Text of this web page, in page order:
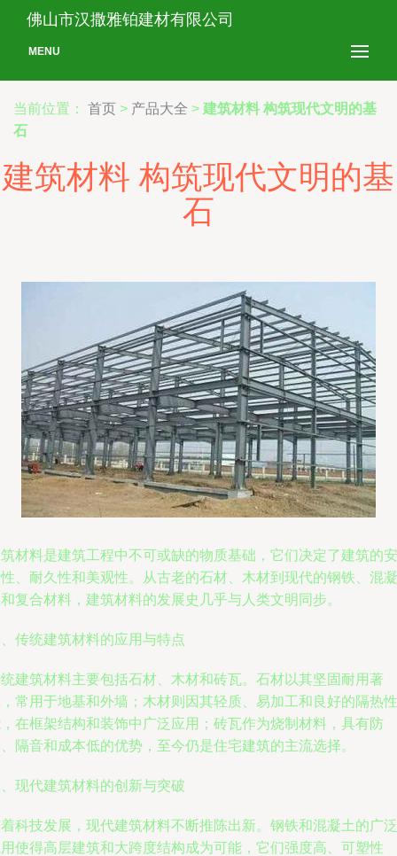
佛山市汉撒雅铂建材有限公司
MENU
当前位置： 首页 > 产品大全 > 建筑材料 构筑现代文明的基
石
建筑材料 构筑现代文明的基
石
材料是建筑工程中不可或缺的物质基础，它们决定了建筑的安
、耐久性和美观性。从古老的石材、木材到现代的钢铁、混凝
复合材料，建筑材料的发展史几乎与人类文明同步。
传统建筑材料的应用与特点
建筑材料主要包括石材、木材和砖瓦。石材以其坚固耐用著
常用于地基和外墙；木材则因其轻质、易加工和良好的隔热性
在框架结构和装饰中广泛应用；砖瓦作为烧制材料，具有防
隔音和成本低的优势，至今仍是住宅建筑的主流选择。
现代建筑材料的创新与突破
科技发展，现代建筑材料不断推陈出新。钢铁和混凝土的广泛
使得高层建筑和大跨度结构成为可能，它们强度高、可塑性